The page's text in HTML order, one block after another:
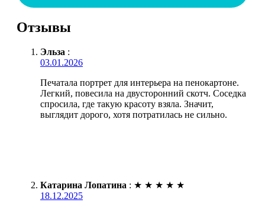
Отзывы
Эльза :
03.01.2026
Печатала портрет для интерьера на пенокартоне.
Легкий, повесила на двусторонний скотч. Соседка
спросила, где такую красоту взяла. Значит,
выглядит дорого, хотя потратилась не сильно.
Катарина Лопатина : ★ ★ ★ ★ ★
18.12.2025